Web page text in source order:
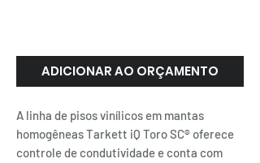
ADICIONAR AO ORÇAMENTO
A linha de pisos vinílicos em mantas
homogêneas Tarkett iQ Toro SC® oferece
controle de condutividade e conta com